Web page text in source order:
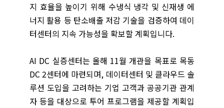
지 효율을 높이기 위해 수냉식 냉각 및 신재생 에
너지 활용 등 탄소배출 저감 기술을 검증하여 데이
터센터의 지속 가능성을 확보할 계획입니다.
AI DC 실증센터는 올해 11월 개관을 목표로 목동
DC 2센터에 마련되며, 데이터센터 및 클라우드 솔
루션 도입을 고려하는 기업 고객과 공공기관 관계
자 등을 대상으로 투어 프로그램을 제공할 계획입